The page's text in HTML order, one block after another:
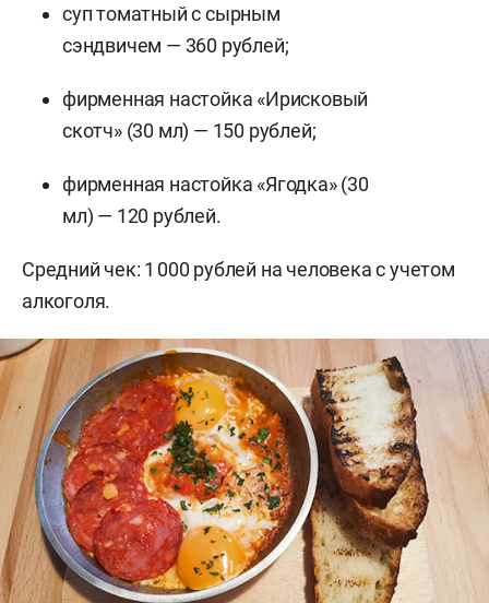
суп томатный с сырным
сэндвичем — 360 рублей;
фирменная настойка «Ирисковый
скотч» (30 мл) — 150 рублей;
фирменная настойка «Ягодка» (30
мл) — 120 рублей.
Средний чек: 1 000 рублей на человека с учетом
алкоголя.